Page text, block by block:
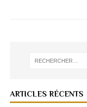
ARTICLES RÉCENTS